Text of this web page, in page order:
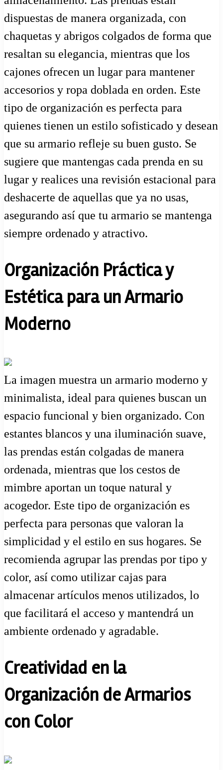
dispuestas de manera organizada, con
chaquetas y abrigos colgados de forma que
resaltan su elegancia, mientras que los
cajones ofrecen un lugar para mantener
accesorios y ropa doblada en orden. Este
tipo de organización es perfecta para
quienes tienen un estilo sofisticado y desean
que su armario refleje su buen gusto. Se
sugiere que mantengas cada prenda en su
lugar y realices una revisión estacional para
deshacerte de aquellas que ya no usas,
asegurando así que tu armario se mantenga
siempre ordenado y atractivo.
Organización Práctica y
Estética para un Armario
Moderno
La imagen muestra un armario moderno y
minimalista, ideal para quienes buscan un
espacio funcional y bien organizado. Con
estantes blancos y una iluminación suave,
las prendas están colgadas de manera
ordenada, mientras que los cestos de
mimbre aportan un toque natural y
acogedor. Este tipo de organización es
perfecta para personas que valoran la
simplicidad y el estilo en sus hogares. Se
recomienda agrupar las prendas por tipo y
color, así como utilizar cajas para
almacenar artículos menos utilizados, lo
que facilitará el acceso y mantendrá un
ambiente ordenado y agradable.
Creatividad en la
Organización de Armarios
con Color